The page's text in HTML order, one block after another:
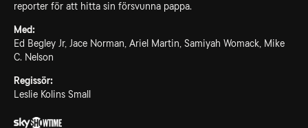
reporter för att hitta sin försvunna pappa.
Med:
Ed Begley Jr, Jace Norman, Ariel Martin, Samiyah Womack, Mike
C. Nelson
Regissör:
Leslie Kolins Small